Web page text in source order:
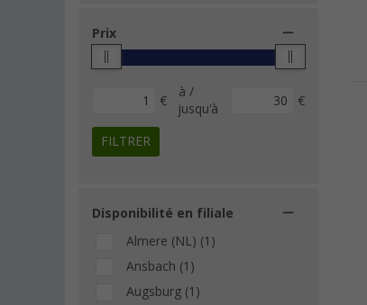
Prix
€
à /
jusqu'à
€
FILTRER
Disponibilité en filiale
Almere (NL) (1)
Ansbach (1)
Augsburg (1)